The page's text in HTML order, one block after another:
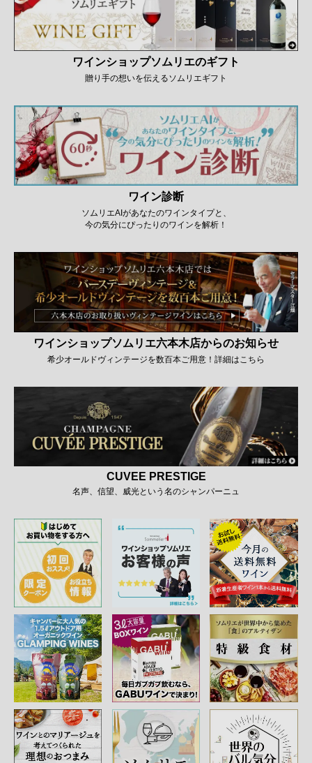
ワインショップソムリエのギフト
贈り手の想いを伝えるソムリエギフト
ワイン診断
ソムリエAIがあなたのワインタイプと、
今の気分にぴったりのワインを解析！
ワインショップソムリエ六本木店からのお知らせ
希少オールドヴィンテージを数百本ご用意！詳細はこちら
CUVEE PRESTIGE
名声、信望、威光という名のシャンパーニュ